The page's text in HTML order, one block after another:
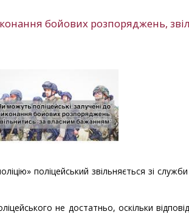
бойових розпоряджень,
поліцейський звільняється зі служби
не достатньо, оскільки